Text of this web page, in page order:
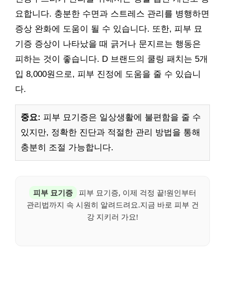
요합니다. 충분한 수면과 스트레스 관리를 병행하면
증상 완화에 도움이 될 수 있습니다. 또한, 피부 묘
기증 증상이 나타났을 때 긁거나 문지르는 행동은
피하는 것이 좋습니다. D 브랜드의 쿨링 패치는 5개
입 8,000원으로, 피부 진정에 도움을 줄 수 있습니
다.
중요: 피부 묘기증은 일상생활에 불편함을 줄 수
있지만, 정확한 진단과 적절한 관리 방법을 통해
충분히 조절 가능합니다.
피부 묘기증
피부 묘기증, 이제 걱정 끝!원인부터
관리법까지 속 시원히 알려드려요.지금 바로 피부 건
강 지키러 가요!